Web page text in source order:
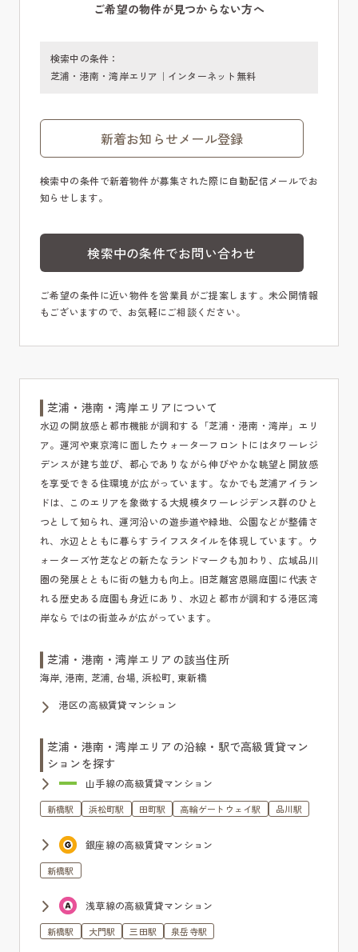
ご希望の物件が見つからない方へ
検索中の条件：
芝浦・港南・湾岸エリア｜インターネット無料
新着お知らせメール登録
検索中の条件で新着物件が募集された際に自動配信メールでお
知らせします。
検索中の条件でお問い合わせ
ご希望の条件に近い物件を営業員がご提案します。未公開情報
もございますので、お気軽にご相談ください。
芝浦・港南・湾岸エリアについて
水辺の開放感と都市機能が調和する「芝浦・港南・湾岸」エリ
ア。運河や東京湾に面したウォーターフロントにはタワーレジ
デンスが建ち並び、都心でありながら伸びやかな眺望と開放感
を享受できる住環境が広がっています。なかでも芝浦アイラン
ドは、このエリアを象徴する大規模タワーレジデンス群のひと
つとして知られ、運河沿いの遊歩道や緑地、公園などが整備さ
れ、水辺とともに暮らすライフスタイルを体現しています。ウ
ォーターズ竹芝などの新たなランドマークも加わり、広域品川
圏の発展とともに街の魅力も向上。旧芝離宮恩賜庭園に代表さ
れる歴史ある庭園も身近にあり、水辺と都市が調和する港区湾
岸ならではの街並みが広がっています。
芝浦・港南・湾岸エリアの該当住所
海岸, 港南, 芝浦, 台場, 浜松町, 東新橋
港区の高級賃貸マンション
芝浦・港南・湾岸エリアの沿線・駅で高級賃貸マン
ションを探す
山手線の高級賃貸マンション
新橋駅 浜松町駅 田町駅 高輪ゲートウェイ駅 品川駅
銀座線の高級賃貸マンション
新橋駅
浅草線の高級賃貸マンション
新橋駅 大門駅 三田駅 泉岳寺駅